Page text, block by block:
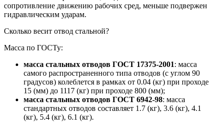
сопротивление движению рабочих сред, меньше подвержен
гидравлическим ударам.
Сколько весит отвод стальной?
Масса по ГОСТу:
масса стальных отводов ГОСТ 17375-2001: масса
самого распространенного типа отводов (с углом 90
градусов) колеблется в рамках от 0.04 (кг) при проходе
15 (мм) до 1117 (кг) при проходе 800 (мм);
масса стальных отводов ГОСТ 6942-98: масса
стандартных отводов составляет 1.7 (кг), 3.6 (кг), 4.1
(кг), 5.4 (кг), 6.1 (кг).